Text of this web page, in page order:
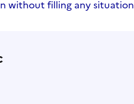
without filling any situation